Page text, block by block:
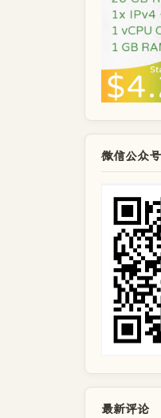
微信公众
最新评论